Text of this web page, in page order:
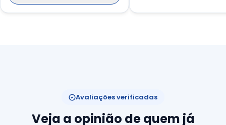
Avaliações verificadas
Veja a opinião de quem já